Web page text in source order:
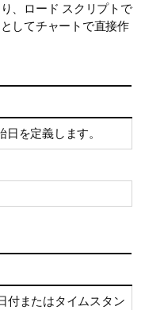
、ロード スクリプトで
してチャートで直接作
日を定義します。
付またはタイムスタン